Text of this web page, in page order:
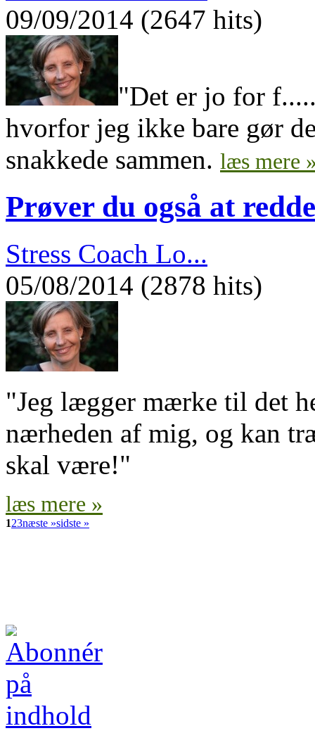
09/09/2014 (2647 hits)
"Det er jo for
hvorfor jeg ikke bare gør
snakkede sammen. læs mere
Prøver du også at
Stress Coach Lo...
05/08/2014 (2878 hits)
"Jeg lægger mærke til det
nærheden af mig, og kan
skal være!"
læs mere »
123næste »sidste »